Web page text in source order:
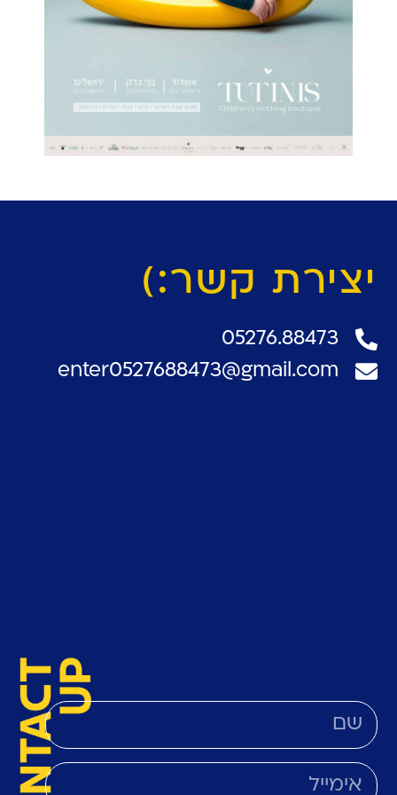
יצירת קשר:)
05276.88473
enter0527688473@gmail.com